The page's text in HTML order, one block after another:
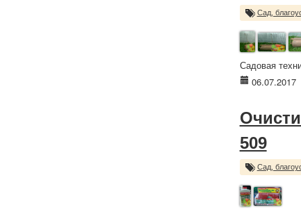
Сад,
Садовая
06.07.2017
509
Сад,